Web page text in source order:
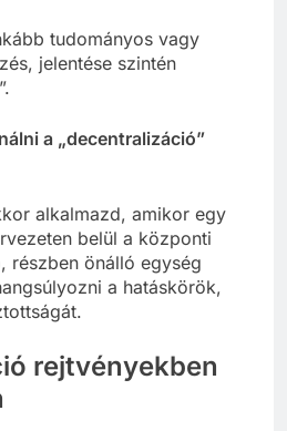
tudományos vagy
jelentése szintén
a „decentralizáció”
alkalmazd, amikor egy
belül a központi
részben önálló egység
a hatáskörök,
rejtvényekben